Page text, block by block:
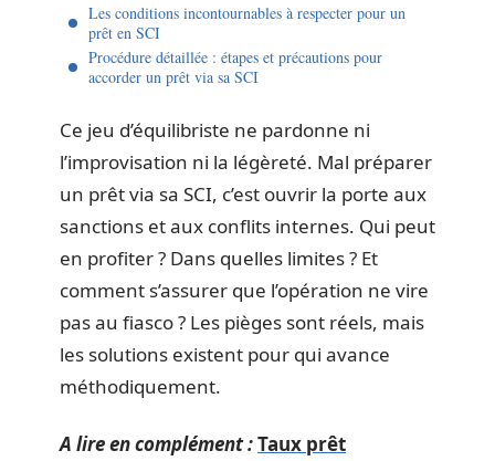
Les conditions incontournables à respecter pour un
prêt en SCI
Procédure détaillée : étapes et précautions pour
accorder un prêt via sa SCI
Ce jeu d’équilibriste ne pardonne ni
l’improvisation ni la légèreté. Mal préparer
un prêt via sa SCI, c’est ouvrir la porte aux
sanctions et aux conflits internes. Qui peut
en profiter ? Dans quelles limites ? Et
comment s’assurer que l’opération ne vire
pas au fiasco ? Les pièges sont réels, mais
les solutions existent pour qui avance
méthodiquement.
A lire en complément :Taux prêt